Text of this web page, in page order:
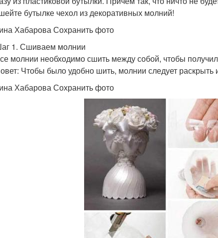
бутылке чехол из декоративных молний!
Хабарова Сохранить фото
1. Сшиваем молнии
молнии необходимо сшить между собой, чтобы
Чтобы было удобно шить, молнии следует раскрыть
Хабарова Сохранить фото